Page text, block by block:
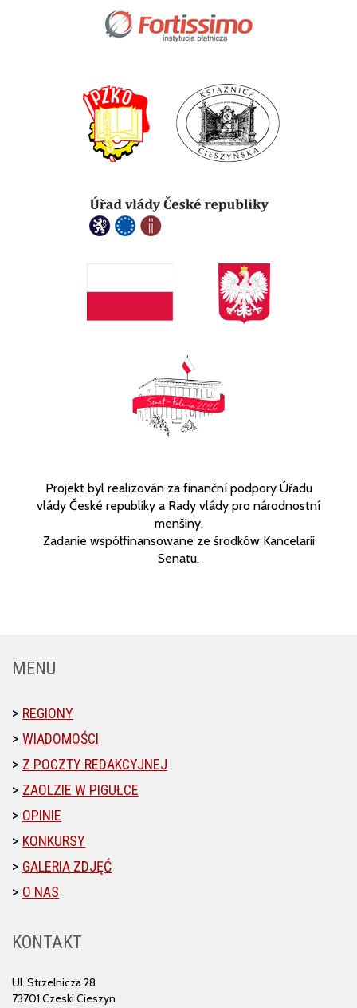
Projekt byl realizován za finanční podpory Úřadu
vlády České republiky a Rady vlády pro národnostní
menšiny.
Zadanie współfinansowane ze środków Kancelarii
Senatu.
MENU
REGIONY
WIADOMOŚCI
Z POCZTY REDAKCYJNEJ
ZAOLZIE W PIGUŁCE
OPINIE
KONKURSY
GALERIA ZDJĘĆ
O NAS
KONTAKT
Ul. Strzelnicza 28
73701 Czeski Cieszyn